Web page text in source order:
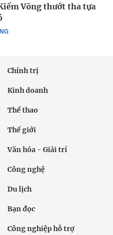
Võng thướt tha tựa
Chính trị
Kinh doanh
Thể thao
Thế giới
Văn hóa - Giải trí
Công nghệ
Du lịch
Bạn đọc
Công nghiệp hỗ trợ